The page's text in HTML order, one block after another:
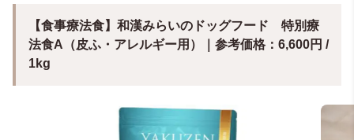
【食事療法食】和漢みらいのドッグフード 特別療
法食A（皮ふ・アレルギー用）｜参考価格：6,600円 /
1kg